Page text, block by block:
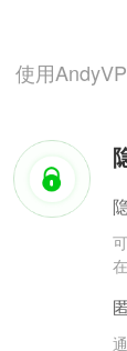
使用